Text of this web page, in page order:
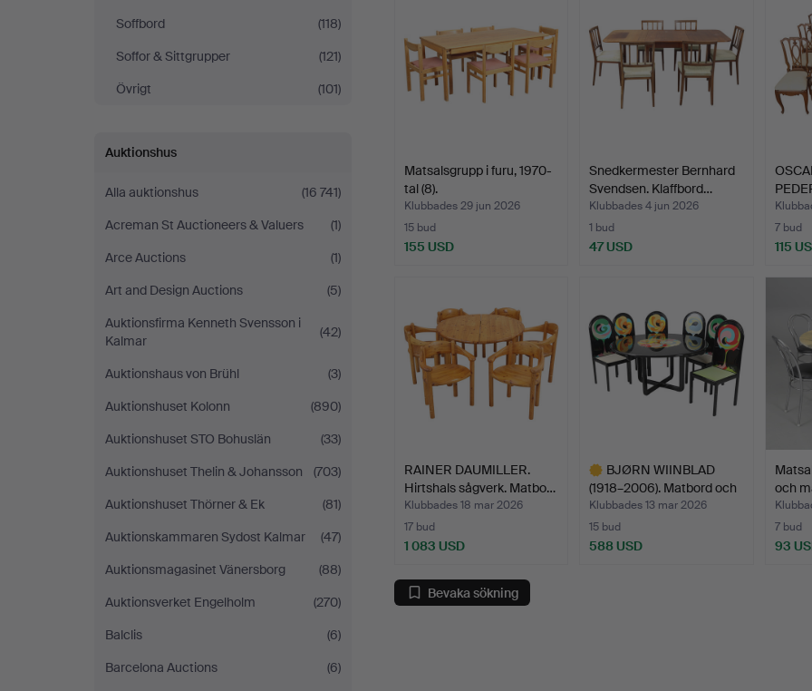
Soffbord
(118)
Soffor & Sittgrupper
(121)
Övrigt
(101)
Auktionshus
Alla auktionshus
(16 741)
Acreman St Auctioneers & Valuers
(1)
Arce Auctions
(1)
Art and Design Auctions
(5)
Auktionsfirma Kenneth Svensson i
Kalmar
(42)
Auktionshaus von Brühl
(3)
Auktionshuset Kolonn
(890)
Auktionshuset STO Bohuslän
(33)
Auktionshuset Thelin & Johansson
(703)
Auktionshuset Thörner & Ek
(81)
Auktionskammaren Sydost Kalmar
(47)
Auktionsmagasinet Vänersborg
(88)
Auktionsverket Engelholm
(270)
Balclis
(6)
Barcelona Auctions
(6)
Matsalsgrupp i furu, 1970-
tal (8).
Klubbades 29 jun 2026
15 bud
155 USD
Snedkermester Bernhard
Svendsen. Klaffbord…
Klubbades 4 jun 2026
1 bud
47 USD
Mats…
7 bud
115
RAINER DAUMILLER.
Hirtshals sågverk. Matbo…
Klubbades 18 mar 2026
17 bud
1 083 USD
BJØRN WIINBLAD
(1918–2006). Matbord och
6 …
Klubbades 13 mar 2026
15 bud
588 USD
och
7 bud
93
Bevaka sökning